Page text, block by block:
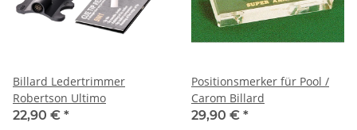
Billard Ledertrimmer
Robertson Ultimo
22,90 € *
Positionsmerker für Pool /
Carom Billard
29,90 € *